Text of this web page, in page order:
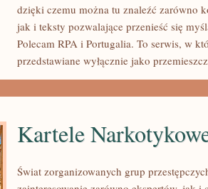
dzięki czemu można tu znaleźć zarówno
jak i teksty pozwalające przenieść się
Polecam RPA i Portugalia. To serwis, w
przedstawiane wyłącznie jako
Kartele
Świat zorganizowanych grup